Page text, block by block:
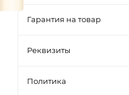
Гарантия на товар
Реквизиты
Политика